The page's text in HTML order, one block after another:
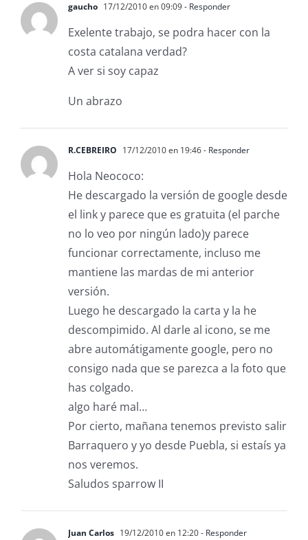
gaucho 17/12/2010 en 09:09- Responder
Exelente trabajo, se podra hacer con la
costa catalana verdad?
A ver si soy capaz
Un abrazo
R.CEBREIRO 17/12/2010 en 19:46- Responder
Hola Neococo:
He descargado la versión de google desde
el link y parece que es gratuita (el parche
no lo veo por ningún lado)y parece
funcionar correctamente, incluso me
mantiene las mardas de mi anterior
versión.
Luego he descargado la carta y la he
descompimido. Al darle al icono, se me
abre automátigamente google, pero no
consigo nada que se parezca a la foto que
has colgado.
algo haré mal…
Por cierto, mañana tenemos previsto salir
Barraquero y yo desde Puebla, si estaís ya
nos veremos.
Saludos sparrow II
Juan Carlos 19/12/2010 en 12:20- Responder